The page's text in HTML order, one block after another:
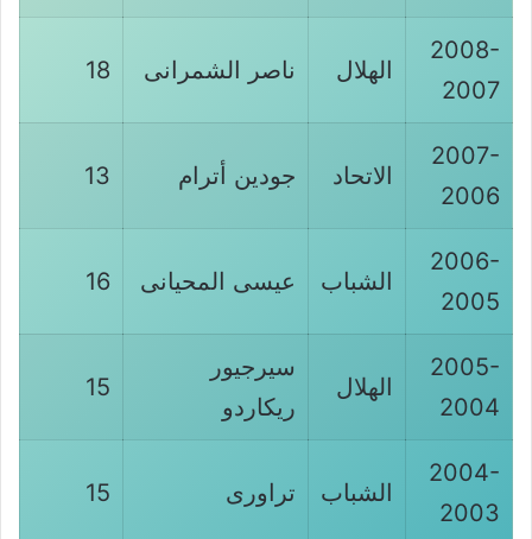
2008-
2007
الهلال ناصر الشمرانى 18
2007-
2006
الاتحاد جودين أترام 13
2006-
2005
الشباب عيسى المحيانى 16
2005-
2004
الهلال
سيرجيور
ريكاردو
15
2004-
2003
الشباب تراورى 15